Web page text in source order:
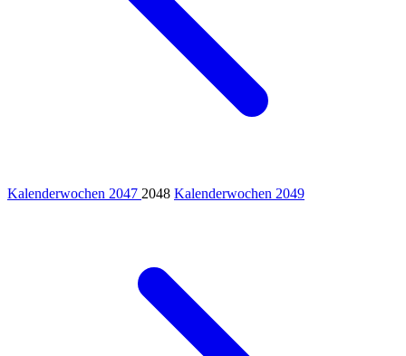
Kalenderwochen 2047 2048 Kalenderwochen 2049